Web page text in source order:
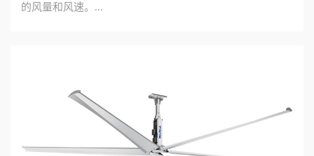
的风量和风速。...